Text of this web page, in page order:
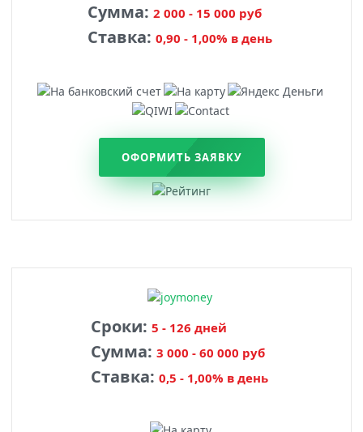
Сумма: 2 000 - 15 000 руб
Ставка: 0,90 - 1,00% в день
ОФОРМИТЬ ЗАЯВКУ
Сроки: 5 - 126 дней
Сумма: 3 000 - 60 000 руб
Ставка: 0,5 - 1,00% в день